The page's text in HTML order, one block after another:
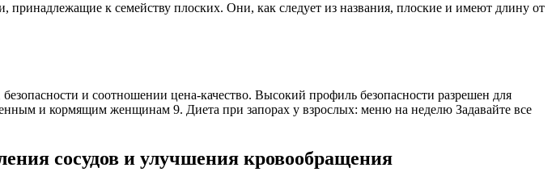
к семейству плоских. Они, как следует из названия, плоские и имеют длину от
и соотношении цена-качество. Высокий профиль безопасности разрешен для
и кормящим женщинам 9. Диета при запорах у взрослых: меню на неделю Задавайте все
сосудов и улучшения кровообращения